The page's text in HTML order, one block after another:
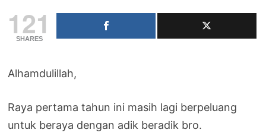
121
SHARES
Alhamdulillah,
Raya pertama tahun ini masih lagi berpeluang
untuk beraya dengan adik beradik bro.